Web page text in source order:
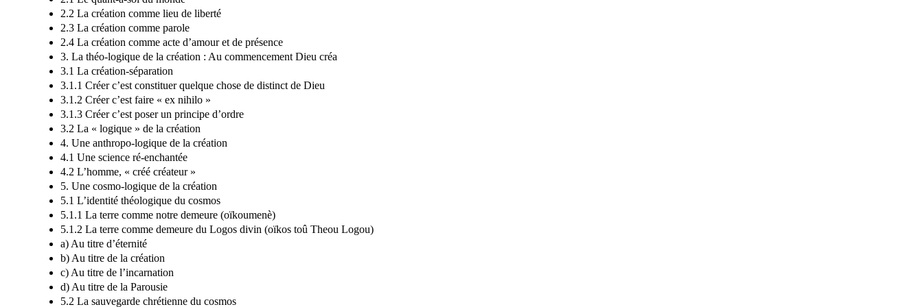
2.2 La création comme lieu de liberté
2.3 La création comme parole
2.4 La création comme acte d’amour et de présence
3. La théo-logique de la création : Au commencement Dieu créa
3.1 La création-séparation
3.1.1 Créer c’est constituer quelque chose de distinct de Dieu
3.1.2 Créer c’est faire « ex nihilo »
3.1.3 Créer c’est poser un principe d’ordre
3.2 La « logique » de la création
4. Une anthropo-logique de la création
4.1 Une science ré-enchantée
4.2 L’homme, « créé créateur »
5. Une cosmo-logique de la création
5.1 L’identité théologique du cosmos
5.1.1 La terre comme notre demeure (oïkoumenè)
5.1.2 La terre comme demeure du Logos divin (oïkos toû Theou Logou)
a) Au titre d’éternité
b) Au titre de la création
c) Au titre de l’incarnation
d) Au titre de la Parousie
5.2 La sauvegarde chrétienne du cosmos